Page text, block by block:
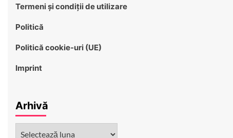
Termeni și condiții de utilizare
Politică
Politică cookie-uri (UE)
Imprint
Arhivă